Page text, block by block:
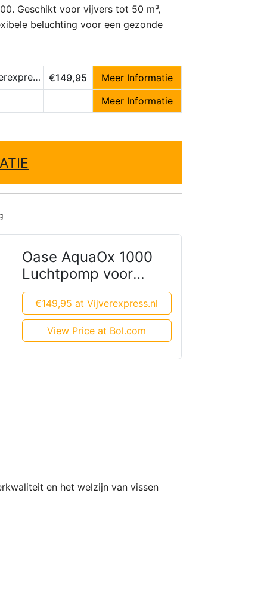
Geschikt voor vijvers tot 50 m³,
beluchting voor een gezonde
€149,95
Meer Informatie
Meer Informatie
Oase AquaOx 1000
Luchtpomp voor
Vijvers
€149,95 at Vijverexpress.nl
View Price at Bol.com
en het welzijn van vissen